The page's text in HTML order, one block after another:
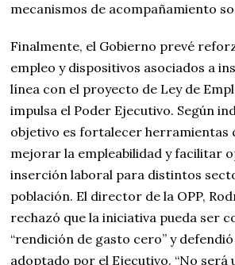
mecanismos de acompañamiento
Finalmente, el Gobierno prevé
empleo y dispositivos asociados a
línea con el proyecto de Ley de
impulsa el Poder Ejecutivo. Según
objetivo es fortalecer herramientas
mejorar la empleabilidad y facilitar
inserción laboral para distintos
población. El director de la OPP,
rechazó que la iniciativa pueda ser
“rendición de gasto cero” y
adoptado por el Ejecutivo. “No será